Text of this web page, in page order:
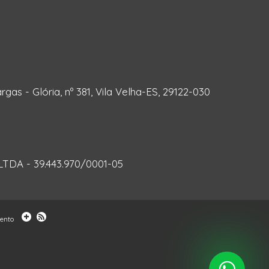
- Glória, nº 381, Vila Velha-ES, 29122-030
- 39.443.970/0001-05